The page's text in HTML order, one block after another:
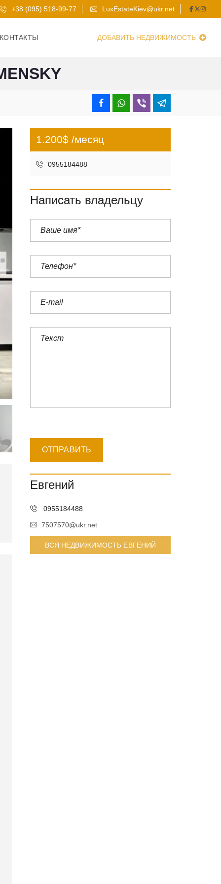
+38 (095) 518-99-77 LuxEstateKiev@ukr.net
ДОБАВИТЬ НЕДВИЖИМОСТЬ
1.200$ /месяц
0955184488
Написать владельцу
Евгений
0955184488
7507570@ukr.net
ВСЯ НЕДВИЖИМОСТЬ ЕВГЕНИЙ